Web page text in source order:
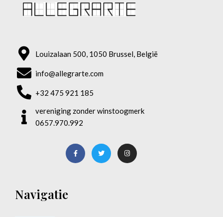
Louizalaan 500, 1050 Brussel, België
info@allegrarte.com
+32 475 921 185
vereniging zonder winstoogmerk
0657.970.992
Navigatie